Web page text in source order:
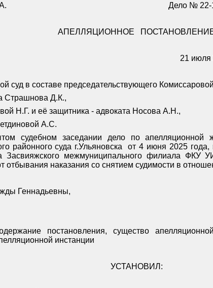
Дело № 22-
АПЕЛЛЯЦИОННОЕ
21 июля
суд в составе председательствующего
Страшнова Д.К.,
Н.Г. и её защитника - адвоката Носова А.Н.,
А.С.
судебном заседании дело по
районного суда г.Ульяновска
от 4 июня 2025 года,
Засвияжского межмуниципального филиала
отбывания наказания со снятием судимости в
Геннадьевны,
постановления, существо
инстанции
УСТАНОВИЛ: